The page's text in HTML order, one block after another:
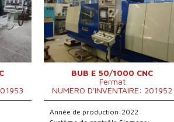
BUB E 50/1000 CNC
Fermat
NUMERO D'INVENTAIRE: 201952
Année de production:2022